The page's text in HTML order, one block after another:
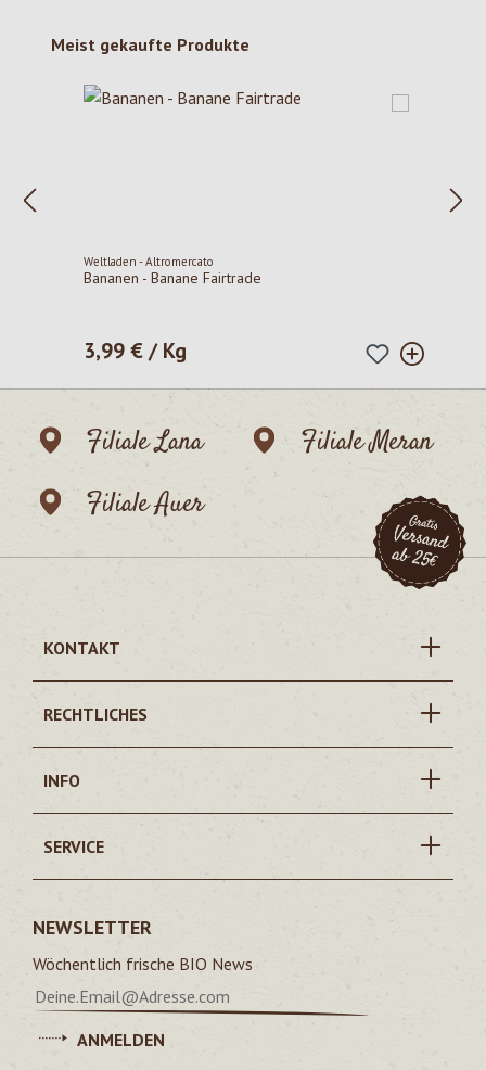
Produktgalerie überspringen
Meist gekaufte Produkte
Weltladen - Altromercato
Bananen - Banane Fairtrade
Regulärer Preis:
3,99 € / Kg
Filiale Lana
Filiale Meran
Filiale Auer
KONTAKT
RECHTLICHES
INFO
SERVICE
NEWSLETTER
Wöchentlich frische BIO News
ANMELDEN